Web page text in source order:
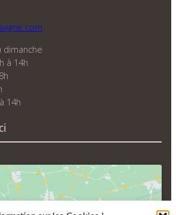
dimanche
à 14h
14h